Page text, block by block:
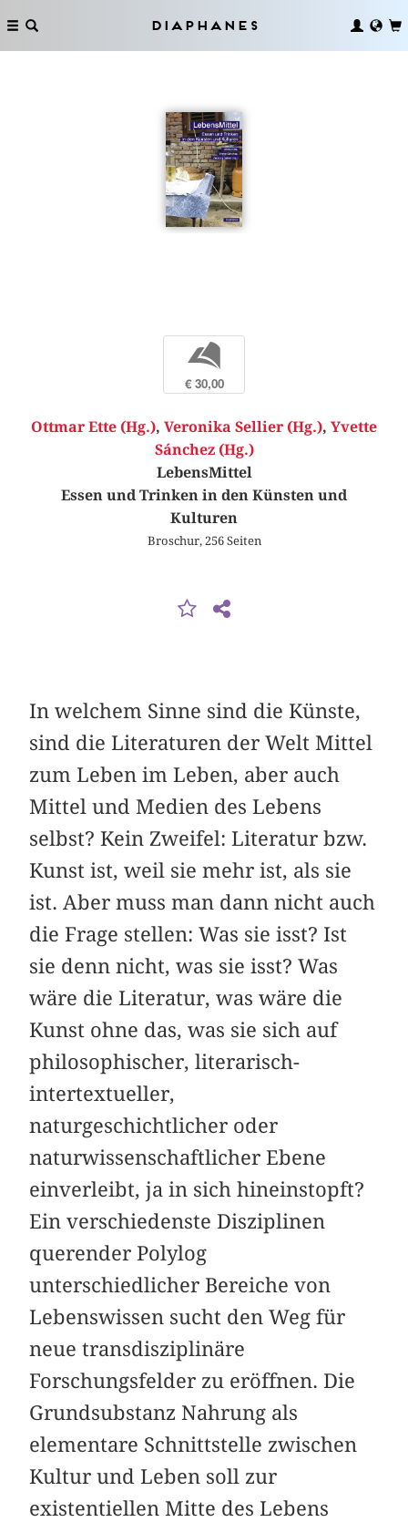
Diaphanes
b
€ 30,00
Ottmar Ette (Hg.), Veronika Sellier (Hg.), Yvette
Sánchez (Hg.)
LebensMittel
Essen und Trinken in den Künsten und
Kulturen
Broschur, 256 Seiten
In welchem Sinne sind die Künste,
sind die Literaturen der Welt Mittel
zum Leben im Leben, aber auch
Mittel und Medien des Lebens
selbst? Kein Zweifel: Literatur bzw.
Kunst ist, weil sie mehr ist, als sie
ist. Aber muss man dann nicht auch
die Frage stellen: Was sie isst? Ist
sie denn nicht, was sie isst? Was
wäre die Literatur, was wäre die
Kunst ohne das, was sie sich auf
philosophischer, literarisch-
intertextueller,
naturgeschichtlicher oder
naturwissenschaftlicher Ebene
einverleibt, ja in sich hineinstopft?
Ein verschiedenste Disziplinen
querender Polylog
unterschiedlicher Bereiche von
Lebenswissen sucht den Weg für
neue transdisziplinäre
Forschungsfelder zu eröffnen. Die
Grundsubstanz Nahrung als
elementare Schnittstelle zwischen
Kultur und Leben soll zur
existentiellen Mitte des Lebens